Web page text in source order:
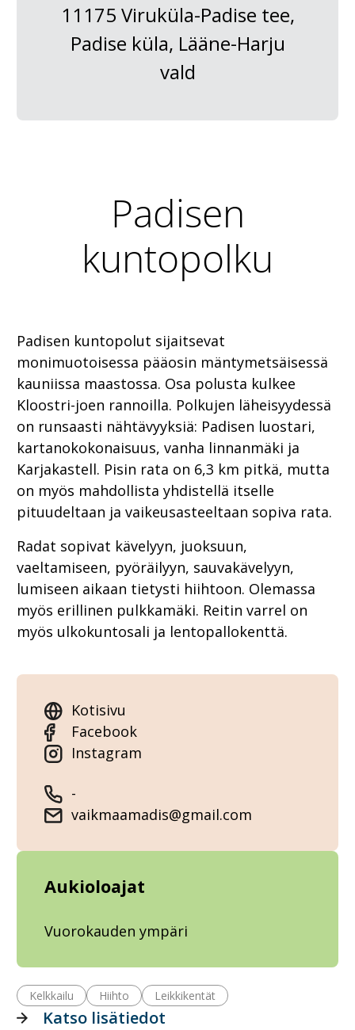
11175 Viruküla-Padise tee,
Padise küla, Lääne-Harju
vald
Padisen
kuntopolku
Padisen kuntopolut sijaitsevat
monimuotoisessa pääosin mäntymetsäisessä
kauniissa maastossa. Osa polusta kulkee
Kloostri-joen rannoilla. Polkujen läheisyydessä
on runsaasti nähtävyyksiä: Padisen luostari,
kartanokokonaisuus, vanha linnanmäki ja
Karjakastell. Pisin rata on 6,3 km pitkä, mutta
on myös mahdollista yhdistellä itselle
pituudeltaan ja vaikeusasteeltaan sopiva rata.
Radat sopivat kävelyyn, juoksuun,
vaeltamiseen, pyöräilyyn, sauvakävelyyn,
lumiseen aikaan tietysti hiihtoon. Olemassa
myös erillinen pulkkamäki. Reitin varrel on
myös ulkokuntosali ja lentopallokenttä.
Kotisivu
Facebook
Instagram
-
vaikmaamadis@gmail.com
Aukioloajat
Vuorokauden ympäri
Kelkkailu Hiihto Leikkikentät
Katso lisätiedot